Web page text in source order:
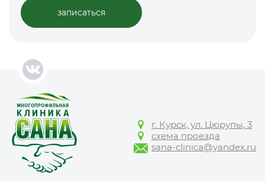
г. Курск, ул. Цюрупы, 3
схема проезда
sana-clinica@yandex.ru